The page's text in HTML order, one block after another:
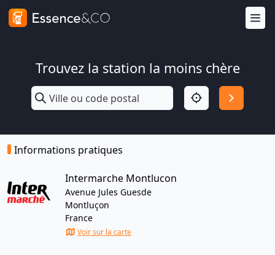
Trouvez la station la moins chère
Informations pratiques
Intermarche Montlucon
Avenue Jules Guesde
Montluçon
France
Voir sur la carte